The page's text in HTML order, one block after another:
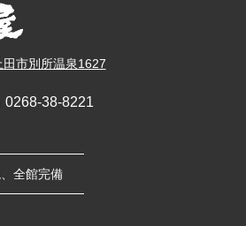
市別所温泉1627
0268-38-8221
全館完備